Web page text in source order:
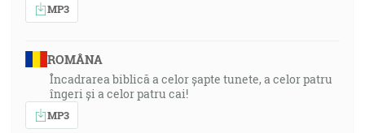
MP3
ROMÂNA
Încadrarea biblică a celor șapte tunete, a celor patru
îngeri și a celor patru cai!
MP3